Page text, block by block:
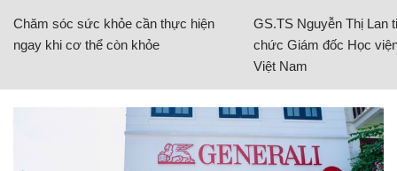
Chăm sóc sức khỏe cần thực hiện
ngay khi cơ thể còn khỏe
GS.TS Nguyễn Thị Lan
chức Giám đốc Học
Việt Nam